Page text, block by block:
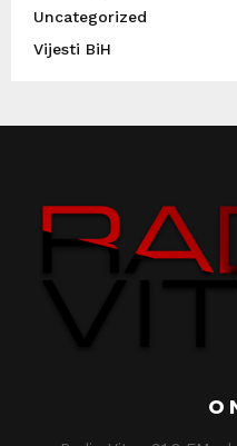
Uncategorized
Vijesti BiH
O